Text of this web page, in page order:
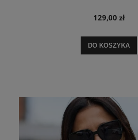
129,00 zł
DO KOSZYKA